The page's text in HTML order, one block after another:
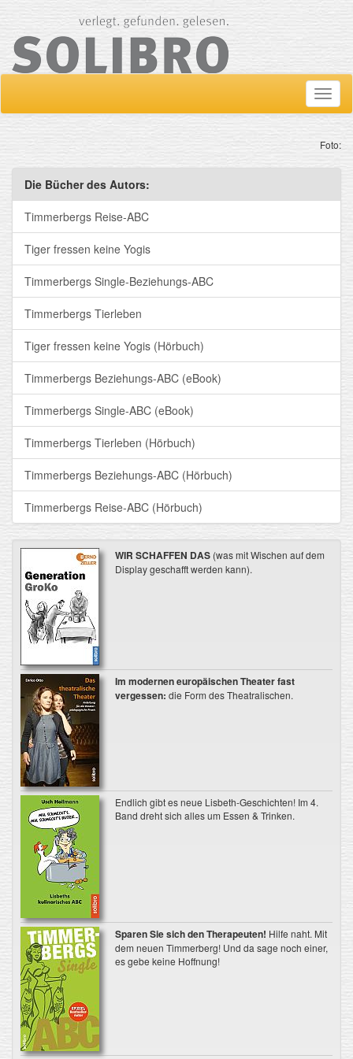
ein-/
Foto:
Die Bücher des Autors:
Timmerbergs Reise-ABC
Tiger fressen keine Yogis
Timmerbergs Single-Beziehungs-ABC
Timmerbergs Tierleben
Tiger fressen keine Yogis (Hörbuch)
Timmerbergs Beziehungs-ABC (eBook)
Timmerbergs Single-ABC (eBook)
Timmerbergs Tierleben (Hörbuch)
Timmerbergs Beziehungs-ABC (Hörbuch)
Timmerbergs Reise-ABC (Hörbuch)
WIR SCHAFFEN DAS(was mit Wischen auf dem
Display geschafft werden kann).
Im modernen europäischen Theater fast
vergessen: die Form des Theatralischen.
Endlich gibt es neue Lisbeth-Geschichten! Im 4.
Band dreht sich alles um Essen & Trinken.
Sparen Sie sich den Therapeuten! Hilfe naht. Mit
dem neuen Timmerberg! Und da sage noch einer,
es gebe keine Hoffnung!